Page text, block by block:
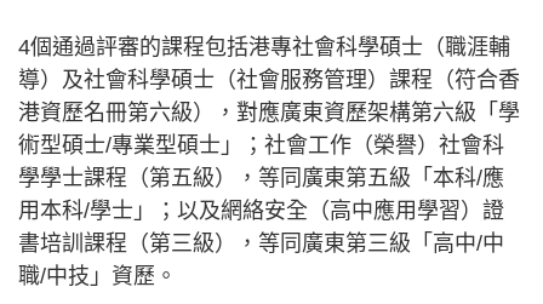
4個通過評審的課程包括港專社會科學碩士（職涯輔
導）及社會科學碩士（社會服務管理）課程（符合香
港資歷名冊第六級），對應廣東資歷架構第六級「學
術型碩士/專業型碩士」；社會工作（榮譽）社會科
學學士課程（第五級），等同廣東第五級「本科/應
用本科/學士」；以及網絡安全（高中應用學習）證
書培訓課程（第三級），等同廣東第三級「高中/中
職/中技」資歷。